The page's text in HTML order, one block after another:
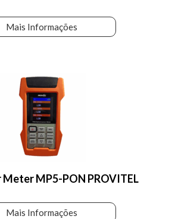
Mais Informações
Meter MP5-PON PROVITEL
Mais Informações